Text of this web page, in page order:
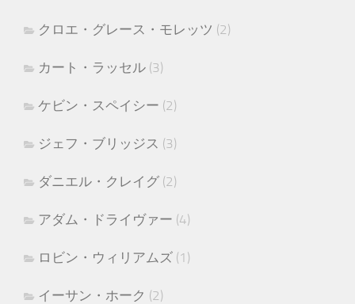
クロエ・グレース・モレッツ (2)
カート・ラッセル (3)
ケビン・スペイシー (2)
ジェフ・ブリッジス (3)
ダニエル・クレイグ (2)
アダム・ドライヴァー (4)
ロビン・ウィリアムズ (1)
イーサン・ホーク (2)